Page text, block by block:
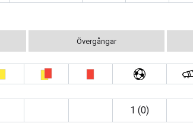
Övergångar
1 (0)